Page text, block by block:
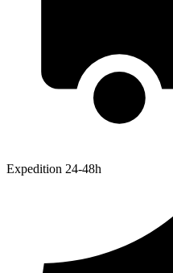
Expedition 24-48h